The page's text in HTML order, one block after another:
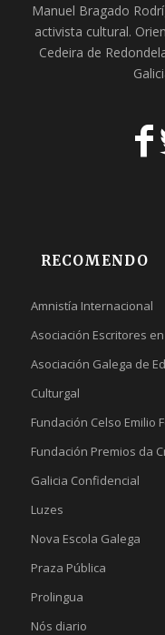
Manuel Bragado
activista cultural.
Cedeira de
RECOMENDO
Amnistía Internacional
Asociación Escritores
Asociación Galega de
Culturgal
Fundación Celso Emilio
Fundación Premios da
Galicia Confidencial
Luzes
Nova Escola Galega
Praza Pública
Prolingua
Nós diario